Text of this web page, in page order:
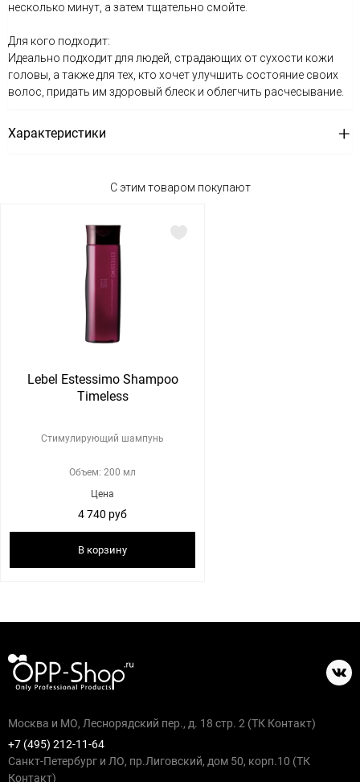
несколько минут, а затем тщательно смойте.
Для кого подходит:
Идеально подходит для людей, страдающих от сухости кожи
головы, а также для тех, кто хочет улучшить состояние своих
волос, придать им здоровый блеск и облегчить расчесывание.
Характеристики
С этим товаром покупают
Lebel Estessimo Shampoo
Timeless
Стимулирующий шампунь
Объем: 200 мл
Цена
4 740 руб
В корзину
Москва и МО, Леснорядский пер., д. 18 стр. 2 (ТК Контакт)
+7 (495) 212-11-64
Санкт-Петербург и ЛО, пр.Лиговский, дом 50, корп.10 (ТК
Контакт)